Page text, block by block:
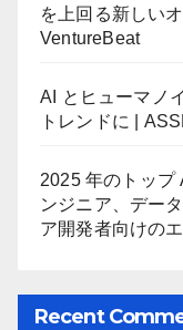
を上回る新しい
VentureBeat
AI とヒューマノ
トレンドに |
2025 年のトップ
ンジニア、デー
ア開発者向けの
Recent